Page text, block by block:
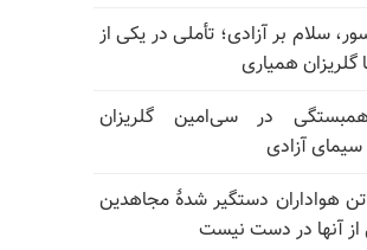
سلام بر آزادی؛ تأملی در یکی از
گلریزان همیاری
در سی‌امین گلریزان
سیمای آزادی
اسامی ۱۱ تن هواداران دستگیر شدهٔ مجاهدین
از آنها در دست نیست